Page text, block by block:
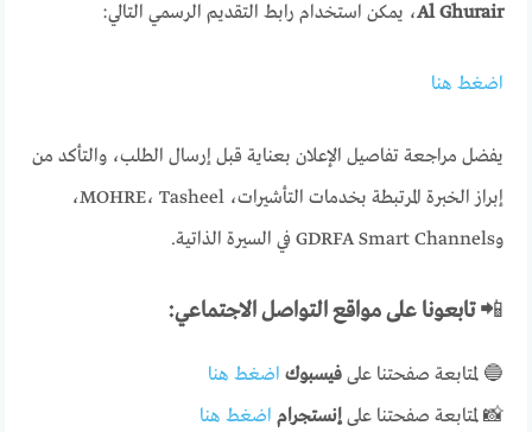
Al Ghurair، يمكن استخدام رابط التقديم الرسمي التالي:
اضغط هنا
يفضل مراجعة تفاصيل الإعلان بعناية قبل إرسال الطلب، والتأكد من
إبراز الخبرة المرتبطة بخدمات التأشيرات، MOHRE، Tasheel،
وGDRFA Smart Channels في السيرة الذاتية.
📲تابعونا على مواقع التواصل الاجتماعي:
🔵 لمتابعة صفحتنا علىفيسبوك اضغط هنا
📸 لمتابعة صفحتنا علىإنستجرام اضغط هنا